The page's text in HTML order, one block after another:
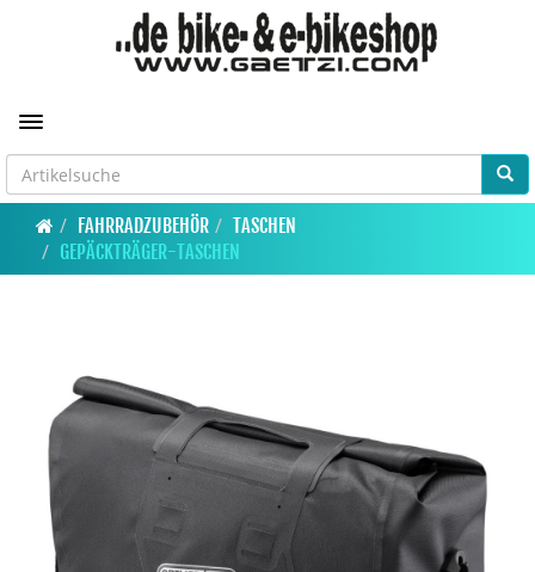
Toggle navigation
FAHRRADZUBEHÖR
TASCHEN
GEPÄCKTRÄGER-TASCHEN